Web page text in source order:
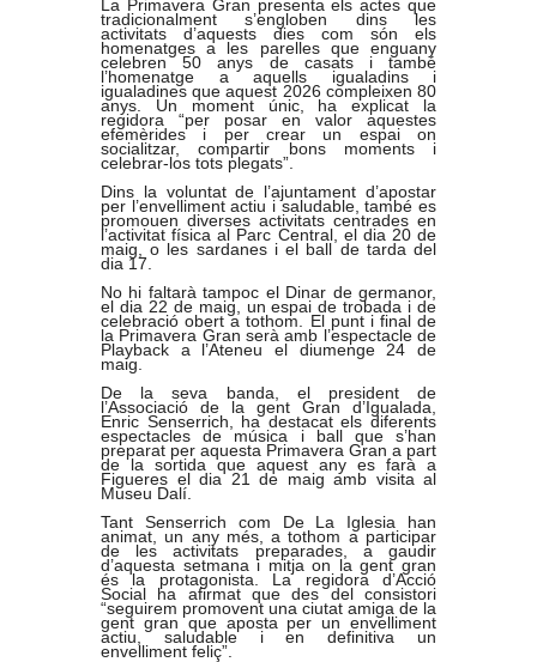
La Primavera Gran presenta els actes que
tradicionalment s’engloben dins les
activitats d’aquests dies com són els
homenatges a les parelles que enguany
celebren 50 anys de casats i també
l’homenatge a aquells igualadins i
igualadines que aquest 2026 compleixen 80
anys. Un moment únic, ha explicat la
regidora “per posar en valor aquestes
efemèrides i per crear un espai on
socialitzar, compartir bons moments i
celebrar-los tots plegats”.
Dins la voluntat de l’ajuntament d’apostar
per l’envelliment actiu i saludable, també es
promouen diverses activitats centrades en
l’activitat física al Parc Central, el dia 20 de
maig, o les sardanes i el ball de tarda del
dia 17.
No hi faltarà tampoc el Dinar de germanor,
el dia 22 de maig, un espai de trobada i de
celebració obert a tothom. El punt i final de
la Primavera Gran serà amb l’espectacle de
Playback a l’Ateneu el diumenge 24 de
maig.
De la seva banda, el president de
l’Associació de la gent Gran d’Igualada,
Enric Senserrich, ha destacat els diferents
espectacles de música i ball que s’han
preparat per aquesta Primavera Gran a part
de la sortida que aquest any es farà a
Figueres el dia 21 de maig amb visita al
Museu Dalí.
Tant Senserrich com De La Iglesia han
animat, un any més, a tothom a participar
de les activitats preparades, a gaudir
d’aquesta setmana i mitja on la gent gran
és la protagonista. La regidora d’Acció
Social ha afirmat que des del consistori
“seguirem promovent una ciutat amiga de la
gent gran que aposta per un envelliment
actiu, saludable i en definitiva un
envelliment feliç”.